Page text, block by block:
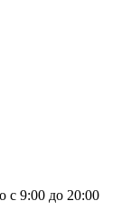
с 9:00 до 20:00